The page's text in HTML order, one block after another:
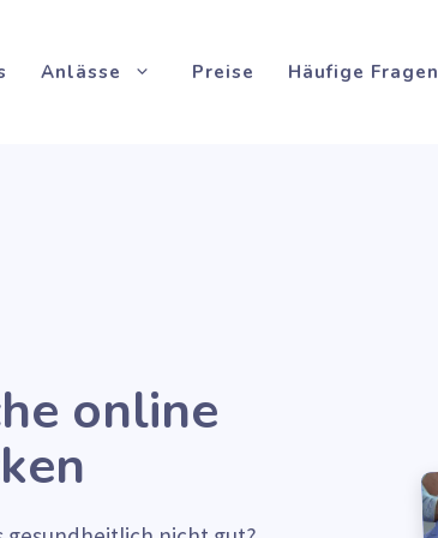
Anlässe Preise Häufige Fragen
online